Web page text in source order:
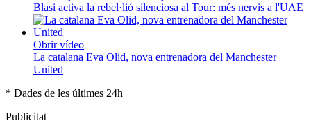
Blasi activa la rebel·lió silenciosa al Tour: més nervis a l'UAE
Obrir vídeo
La catalana Eva Olid, nova entrenadora del Manchester
United
* Dades de les últimes 24h
Publicitat